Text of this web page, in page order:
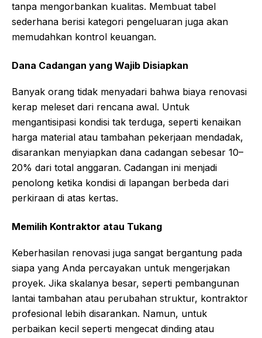
tanpa mengorbankan kualitas. Membuat tabel
sederhana berisi kategori pengeluaran juga akan
memudahkan kontrol keuangan.
Dana Cadangan yang Wajib Disiapkan
Banyak orang tidak menyadari bahwa biaya renovasi
kerap meleset dari rencana awal. Untuk
mengantisipasi kondisi tak terduga, seperti kenaikan
harga material atau tambahan pekerjaan mendadak,
disarankan menyiapkan dana cadangan sebesar 10–
20% dari total anggaran. Cadangan ini menjadi
penolong ketika kondisi di lapangan berbeda dari
perkiraan di atas kertas.
Memilih Kontraktor atau Tukang
Keberhasilan renovasi juga sangat bergantung pada
siapa yang Anda percayakan untuk mengerjakan
proyek. Jika skalanya besar, seperti pembangunan
lantai tambahan atau perubahan struktur, kontraktor
profesional lebih disarankan. Namun, untuk
perbaikan kecil seperti mengecat dinding atau